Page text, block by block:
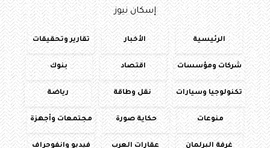
إسكان نيوز
الرئيسية الأخبار تقارير وتحقيقات
شركات ومؤسسات اقتصاد بنوك
تكنولوجيا وسيارات نقل وطاقة رياضة
منوعات حكاية صورة مجتمعات وأجهزة
غرفة البرلمان عقارات العرب فيديو وانفوجراف